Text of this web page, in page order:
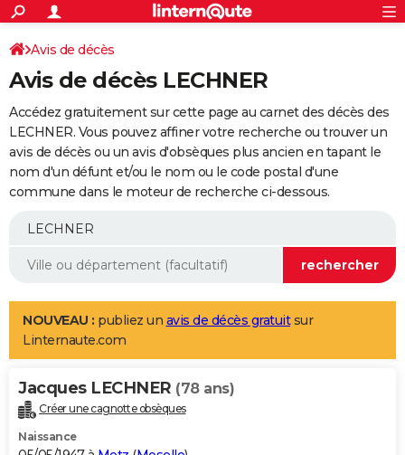
ACTUALITÉS
Politique
Société
Faits Divers
Education
Monde
Villes
+
SPORT
Coupe du monde 2026
Football
Tennis
Cyclisme
Rugby
Forum
Programme TV
TNTStreaming
Cinéma
Sorties cinéma
Musique
+FINANCE
Retraite
Epargne
Immobilier
Risques naturels par ville
Banque
Assurance
AUTO
Essais
Réserver un essai
Citadines
Berlines
SUV
Forum auto
+
Mobiles
Meilleur smartphone
Internet
Ordinateurs
Jeux vidéo
Guide high-tech
Aménagement intérieur
LIFESTYLE
Art de vivre
Bien-être
Loisirs
Mode
Modes de vie
Alimentation
Guide de la santé
Maladies
Médicaments
Sommeil
VOYAGE
Destinations
City break
Voyage nature
Voyage de noces
Forum
Climat
+PHOTO
Avis de décès
Avis de décès LECHNER
Accédez gratuitement sur cette page au carnet des décès des
LECHNER. Vous pouvez affiner votre recherche ou trouver un
avis de décès ou un avis d'obsèques plus ancien en tapant le
nom d'un défunt et/ou le nom ou le code postal d'une
commune dans le moteur de recherche ci-dessous.
NOUVEAU : publiez un avis de décès gratuitsur
Linternaute.com
Jacques LECHNER (78 ans)
Créer une cagnotte obsèques
Naissance